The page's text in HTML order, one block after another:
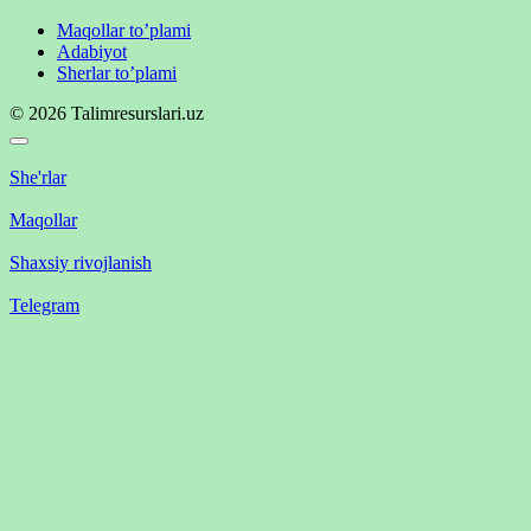
Maqollar to’plami
Adabiyot
Sherlar to’plami
© 2026 Talimresurslari.uz
She'rlar
Maqollar
Shaxsiy rivojlanish
Telegram